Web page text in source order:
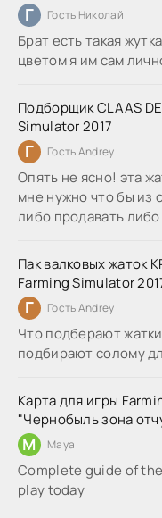
Г Гость Николай
Брат есть такая
цветом я им сам
Подборщик CLAAS
Simulator 2017
Г Гость Andrey
Опять не ясно! эта
мне нужно что бы из
либо продавать либо
Пак валковых жаток
Farming Simulator
Г Гость Andrey
Что подберают
подбирают солому
Карта для игры
"Чернобыль зона
M Maya
Complete guide of
play today